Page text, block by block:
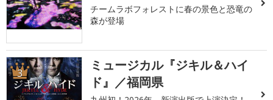
チームラボフォレストに春の景色と恐竜の
森が登場
3
ミュージカル『ジキル＆ハイ
ド』／福岡県